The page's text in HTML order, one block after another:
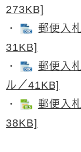
273KB]
・
郵便入
31KB]
・
郵便入
ル／41KB]
・
郵便入
38KB]